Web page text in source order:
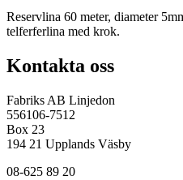
Reservlina 60 meter, diameter
telferferlina med krok.
Kontakta oss
Fabriks AB Linjedon
556106-7512
Box 23
194 21 Upplands Väsby
08-625 89 20